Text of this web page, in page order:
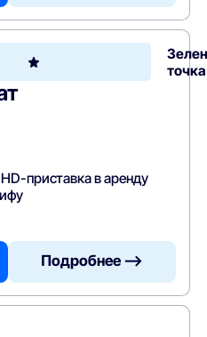
точка
приставка в аренду
Подробнее —>